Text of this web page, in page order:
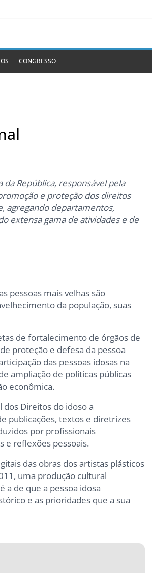
CONGRESSO
República, responsável pela
e proteção dos direitos
agregando departamentos,
extensa gama de atividades e de
pessoas mais velhas são
da população, suas
de fortalecimento de órgãos de
proteção e defesa da pessoa
das pessoas idosas na
ampliação de políticas públicas
econômica.
dos Direitos do idoso a
publicações, textos e diretrizes
por profissionais
e reflexões pessoais.
das obras dos artistas plásticos
uma produção cultural
a de que a pessoa idosa
e as prioridades que a sua